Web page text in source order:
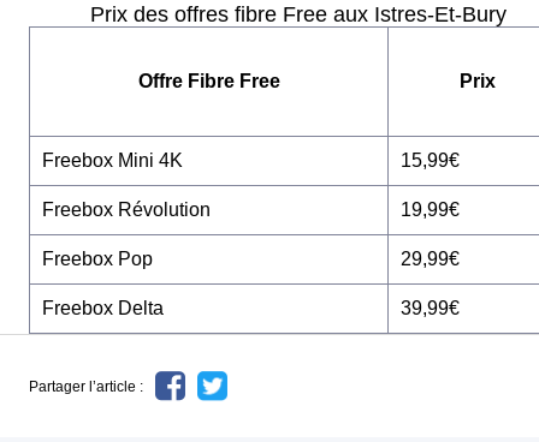
Prix des offres fibre Free aux Istres-Et-Bury
Offre Fibre Free Prix
Freebox Mini 4K 15,99€
Freebox Révolution 19,99€
Freebox Pop 29,99€
Freebox Delta 39,99€
Partager l’article :